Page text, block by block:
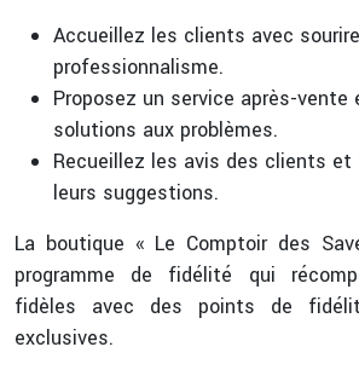
Accueillez les clients avec
professionnalisme.
Proposez un service après-
solutions aux problèmes.
Recueillez les avis des clients
leurs suggestions.
La boutique « Le Comptoir des
programme de fidélité qui
fidèles avec des points de
exclusives.